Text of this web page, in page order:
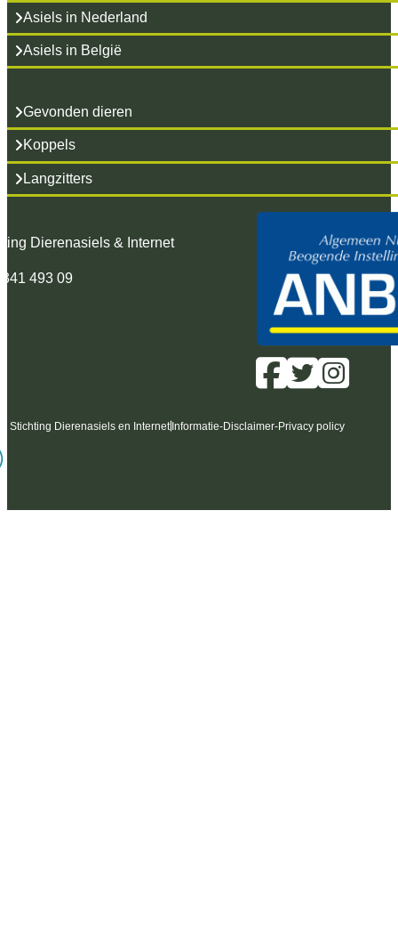
Asiels in Nederland
Asiels in België
Gevonden dieren
Koppels
Langzitters
Dierenasiels & Internet
493 09
Stichting Dierenasiels en Internet Informatie-Disclaimer-Privacy policy